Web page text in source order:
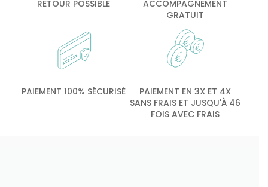
RETOUR POSSIBLE
ACCOMPAGNEMENT
GRATUIT
PAIEMENT 100% SÉCURISÉ
PAIEMENT EN 3X ET 4X
SANS FRAIS ET JUSQU'À 46
FOIS AVEC FRAIS